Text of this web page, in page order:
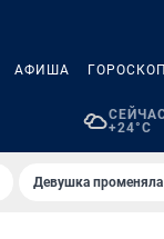
АФИША ГОРОСКОП
+24°C
Девушка